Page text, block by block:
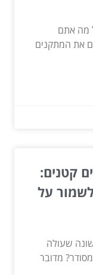
מה אתם
את המתקנים
קטנים:
על
שעולה
מדובר